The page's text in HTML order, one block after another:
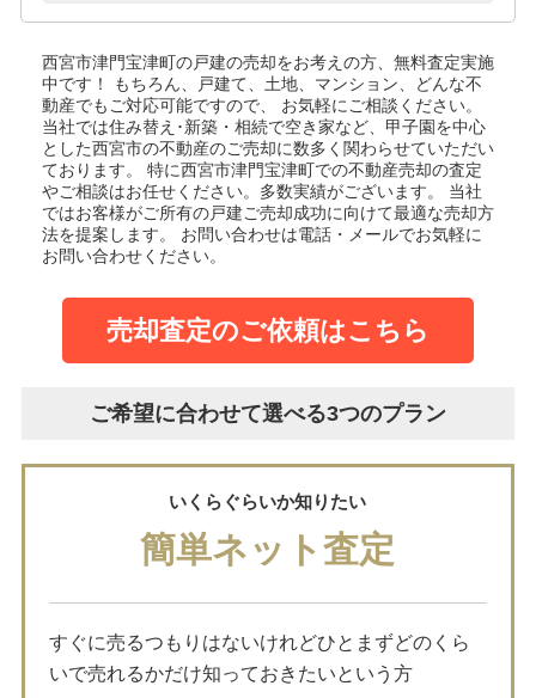
西宮市津門宝津町の戸建の売却をお考えの方、無料査定実施
中です！
もちろん、戸建て、土地、マンション、どんな不
動産でもご対応可能ですので、 お気軽にご相談ください。
当社では住み替え･新築・相続で空き家など、甲子園を中心
とした西宮市の不動産のご売却に数多く関わらせていただい
ております。
特に西宮市津門宝津町での不動産売却の査定
やご相談はお任せください。多数実績がございます。
当社
ではお客様がご所有の戸建ご売却成功に向けて最適な売却方
法を提案します。
お問い合わせは電話・メールでお気軽に
お問い合わせください。
売却査定のご依頼はこちら
ご希望に合わせて選べる3つのプラン
いくらぐらいか知りたい
簡単ネット査定
すぐに売るつもりはないけれどひとまずどのくら
いで売れるかだけ知っておきたいという方